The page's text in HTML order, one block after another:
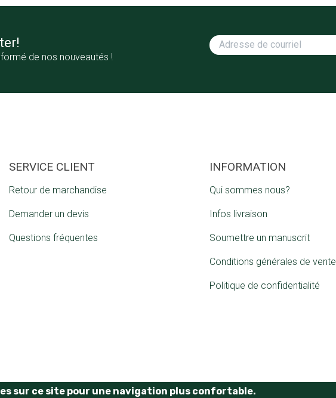
de nos nouveautés !
SERVICE CLIENT
Retour de marchandise
Demander un devis
Questions fréquentes
INFORMATION
Qui sommes nous?
Infos livraison
Soumettre un manuscrit
Conditions générales de vente
Politique de confidentialité
sur ce site pour une navigation plus confortable.